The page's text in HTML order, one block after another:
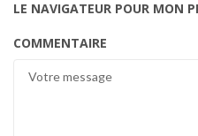
LE NAVIGATEUR POUR MON
COMMENTAIRE